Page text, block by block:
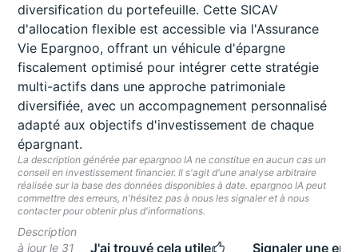
diversification du portefeuille. Cette SICAV
d'allocation flexible est accessible via l'Assurance
Vie Epargnoo, offrant un véhicule d'épargne
fiscalement optimisé pour intégrer cette stratégie
multi-actifs dans une approche patrimoniale
diversifiée, avec un accompagnement personnalisé
adapté aux objectifs d'investissement de chaque
épargnant.
La description générée par epargnoo IA ne constitue en aucun cas un
conseil en investissement financier. Il s'agit d'une analyse arbitraire
réalisée sur la base des données disponibles à date. epargnoo IA peut
commettre des erreurs, n'hésitez pas à nous les signaler et à nous
contacter pour obtenir plus d'informations.
Description
à jour le 31
J'ai trouvé cela utile Signaler une